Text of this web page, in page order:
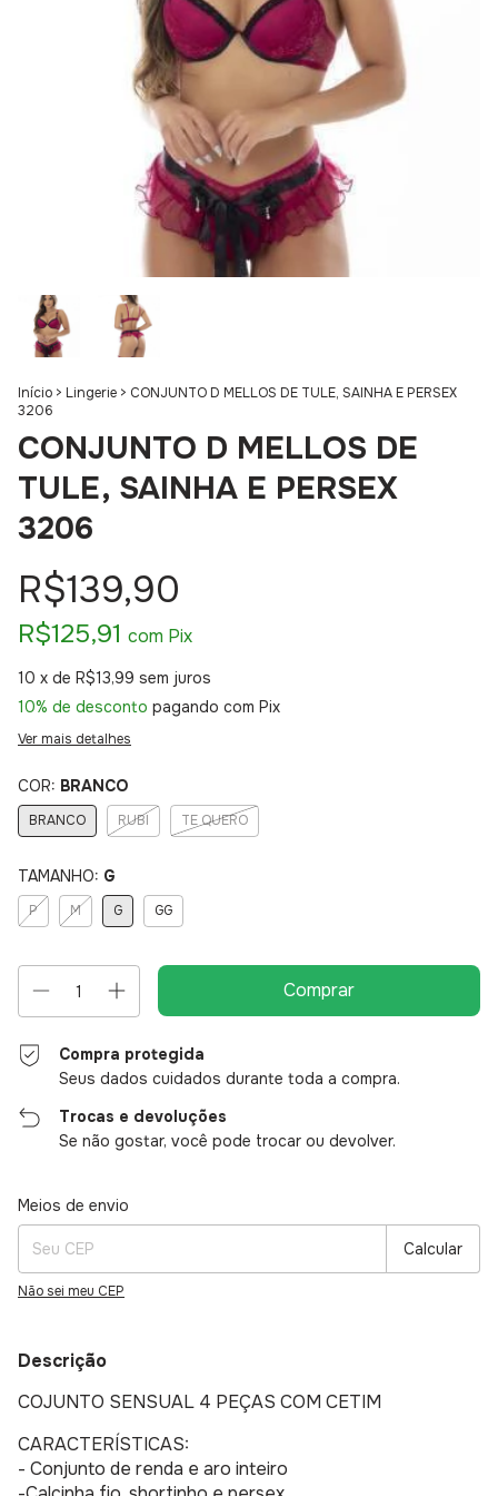
Início > Lingerie > CONJUNTO D MELLOS DE TULE, SAINHA E PERSEX
3206
CONJUNTO D MELLOS DE
TULE, SAINHA E PERSEX
3206
R$139,90
R$125,91 com Pix
10 x de R$13,99 sem juros
10% de desconto pagando com Pix
Ver mais detalhes
COR: BRANCO
BRANCO RUBI TE QUERO
TAMANHO: G
P M G GG
Compra protegida
Seus dados cuidados durante toda a compra.
Trocas e devoluções
Se não gostar, você pode trocar ou devolver.
Entregas para o CEP:
Meios de envio
Calcular
Não sei meu CEP
Descrição
COJUNTO SENSUAL 4 PEÇAS COM CETIM
CARACTERÍSTICAS:
- Conjunto de renda e aro inteiro